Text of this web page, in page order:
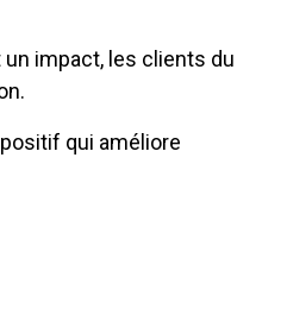
impact, les clients du
qui améliore